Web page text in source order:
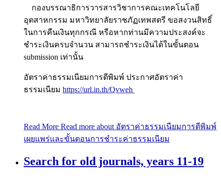
กองบรรณาธิการวารสารวิชาการคณะเทคโนโลยี
อุตสาหกรรม มหาวิทยาลัยราชภัฏเทพสตรี ขอสงวนสิทธิ์
ในการคืนเงินทุกกรณี หรือหากท่านมีความประสงค์จะ
ชำระเงินครบจำนวน สามารถชำระเงินได้ในขั้นตอน
submission เท่านั้น
อัตราค่าธรรมเนียมการตีพิมพ์ ประกาศอัตราค่า
ธรรมเนียม https://url.in.th/Qvweh
Read More Read more about อัตราค่าธรรมเนียมการตีพิมพ์
เผยแพร่และขั้นตอนการชำระค่าธรรมเนียม
Search for old journals, years 11-19